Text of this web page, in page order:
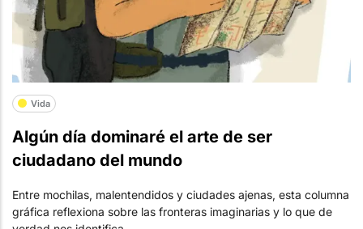
Vida
Algún día dominaré el arte de ser
ciudadano del mundo
Entre mochilas, malentendidos y ciudades ajenas, esta columna
gráfica reflexiona sobre las fronteras imaginarias y lo que de